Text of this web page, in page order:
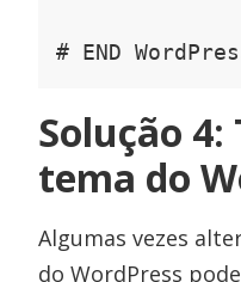
# END
Solução 4:
tema do
Algumas vezes
do WordPress